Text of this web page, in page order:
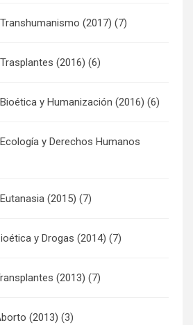
(2017) (7)
(2016) (6)
y Humanización (2016) (6)
y Derechos Humanos
(2015) (7)
y Drogas (2014) (7)
(2013) (7)
(2013) (3)